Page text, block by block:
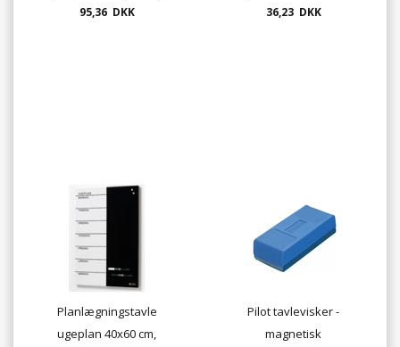
95,36 DKK 36,23 DKK
Planlægningstavle
ugeplan 40x60 cm,
Pilot tavlevisker -
magnetisk